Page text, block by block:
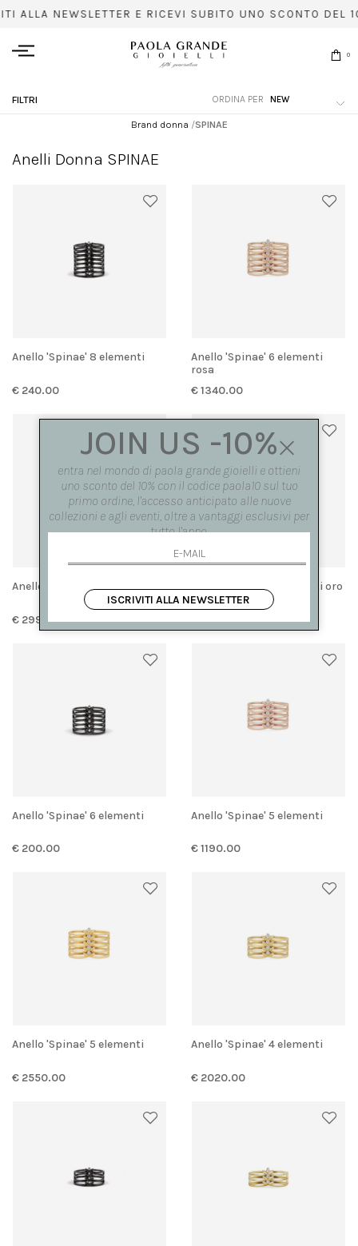
ALLA NEWSLETTER E RICEVI SUBITO UNO SCONTO
0
FILTRI
Brand donna /SPINAE
ORDINA PER
Anelli Donna SPINAE
Anello 'Spinae' 8 elementi
€ 240.00
Anello 'Spinae' 6 elementi
rosa
€ 1340.00
Anello 'Spinae' 6 elementi
€ 2990.00
Anello 'Spinae' 6 elementi oro
bianco
€ 2990.00
Anello 'Spinae' 6 elementi
€ 200.00
Anello 'Spinae' 5 elementi
€ 1190.00
Anello 'Spinae' 5 elementi
€ 2550.00
Anello 'Spinae' 4 elementi
€ 2020.00
JOIN US -10%
entra nel mondo di paola grande gioielli e ottieni
uno sconto del 10% con il codice paola10 sul tuo
primo ordine, l'accesso anticipato alle nuove
collezioni e agli eventi, oltre a vantaggi esclusivi per
tutto l'anno.
ISCRIVITI ALLA NEWSLETTER